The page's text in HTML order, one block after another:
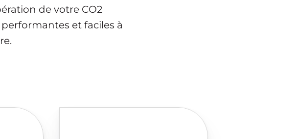
de votre CO2
et faciles à